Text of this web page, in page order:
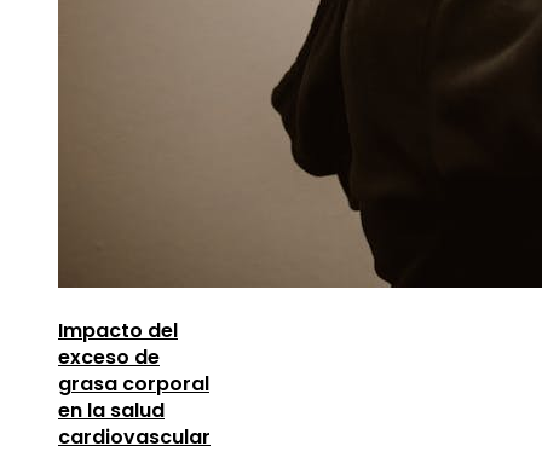
Impacto del
exceso de
grasa corporal
en la salud
cardiovascular